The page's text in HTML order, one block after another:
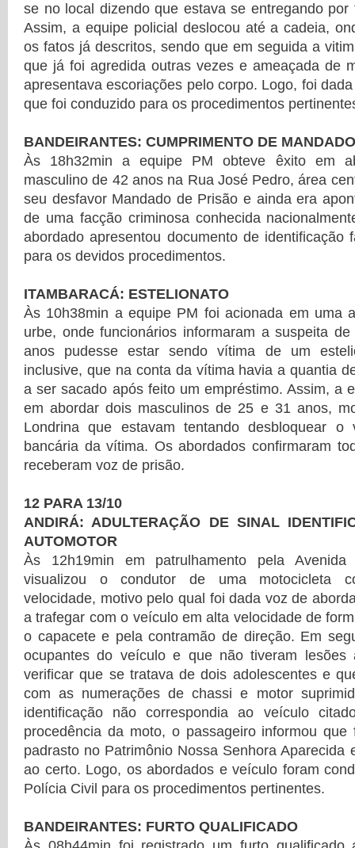
se no local dizendo que estava se entregando
Assim, a equipe policial deslocou até a cadeia,
os fatos já descritos, sendo que em seguida a
que já foi agredida outras vezes e ameaçada de
apresentava escoriações pelo corpo. Logo, foi
que foi conduzido para os procedimentos
BANDEIRANTES: CUMPRIMENTO DE
Às 18h32min a equipe PM obteve êxito em
masculino de 42 anos na Rua José Pedro, área
seu desfavor Mandado de Prisão e ainda era
de uma facção criminosa conhecida
abordado apresentou documento de identificação
para os devidos procedimentos.
ITAMBARACÁ: ESTELIONATO
Às 10h38min a equipe PM foi acionada em uma
urbe, onde funcionários informaram a suspeita
anos pudesse estar sendo vítima de um
inclusive, que na conta da vítima havia a quantia
a ser sacado após feito um empréstimo. Assim, a
em abordar dois masculinos de 25 e 31 anos,
Londrina que estavam tentando desbloquear
bancária da vítima. Os abordados confirmaram
receberam voz de prisão.
12 PARA 13/10
ANDIRÁ: ADULTERAÇÃO DE SINAL
AUTOMOTOR
Às 12h19min em patrulhamento pela
visualizou o condutor de uma motocicleta
velocidade, motivo pelo qual foi dada voz de
a trafegar com o veículo em alta velocidade de
o capacete e pela contramão de direção. Em
ocupantes do veículo e que não tiveram lesões
verificar que se tratava de dois adolescentes e
com as numerações de chassi e motor
identificação não correspondia ao veículo
procedência da moto, o passageiro informou
padrasto no Patrimônio Nossa Senhora Aparecida
ao certo. Logo, os abordados e veículo foram
Polícia Civil para os procedimentos pertinentes.
BANDEIRANTES: FURTO QUALIFICADO